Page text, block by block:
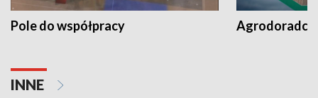
Pole do współpracy Agrodoradcy
INNE